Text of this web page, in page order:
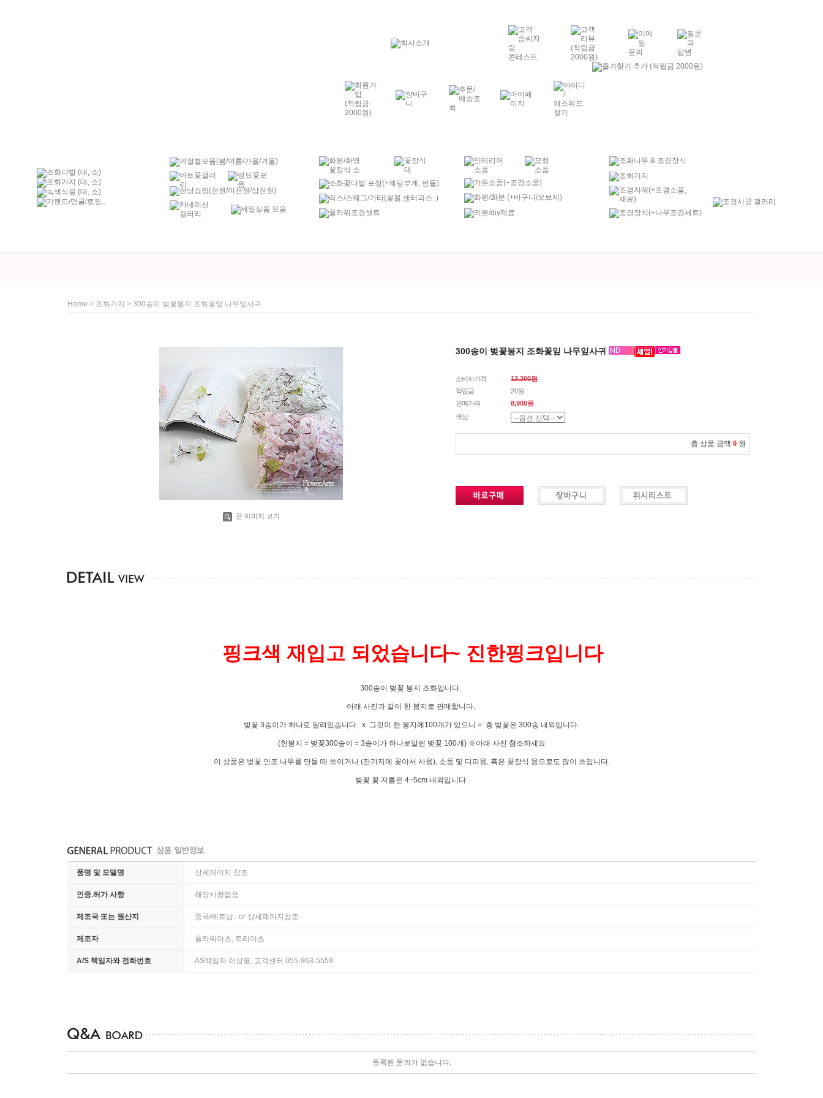
Home > 조화가지 > 300송이 벚꽃봉지 조화꽃잎 나무잎사귀
큰 이미지 보기
300송이 벚꽃봉지 조화꽃잎 나무잎사귀
소비자가격
12,200원
적립금
20원
판매가격
8,900원
색상
총 상품 금액 0 원
핑크색 재입고 되었습니다~ 진한핑크입니다
300송이 벚꽃 봉지 조화입니다.
아래 사진과 같이 한 봉지로 판매합니다.
벚꽃 3송이가 하나로 달려있습니다. x 그것이 한 봉지에100개가 있으니 = 총 벚꽃은 300송 내외입니다.
(한봉지 = 벚꽃300송이 = 3송이가 하나로달린 벚꽃 100개) ※아래 사진 참조하세요
이 상품은 벚꽃 인조 나무를 만들 때 쓰이거나 (잔가지에 꽂아서 사용), 소품 및 디피용, 혹은 꽂장식 용으로도 많이 쓰입니다.
벚꽃 꽃 지름은 4~5cm 내외입니다.
품명 및 모델명 상세페이지 참조
인증.허가 사항 해당사항없음
제조국 또는 원산지 중국/베트남.. or 상세페이지참조
제조자 플라워아츠, 트리아츠
A/S 책임자와 전화번호 AS책임자 이상열, 고객센터 055-963-5559
등록된 문의가 없습니다.